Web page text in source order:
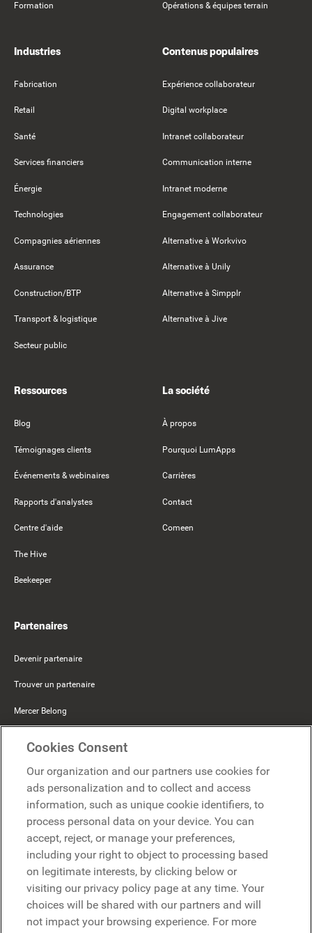
Formation Opérations & équipes terrain
Industries
Fabrication
Retail
Santé
Services financiers
Énergie
Technologies
Compagnies aériennes
Assurance
Construction/BTP
Transport & logistique
Secteur public
Contenus populaires
Expérience collaborateur
Digital workplace
Intranet collaborateur
Communication interne
Intranet moderne
Engagement collaborateur
Alternative à Workvivo
Alternative à Unily
Alternative à Simpplr
Alternative à Jive
Ressources
Blog
Témoignages clients
Événements & webinaires
Rapports d'analystes
Centre d'aide
The Hive
Beekeeper
La société
À propos
Pourquoi LumApps
Carrières
Contact
Comeen
Partenaires
Devenir partenaire
Trouver un partenaire
Mercer Belong
Demander une démo
Demander une démo
Contact
Contact
Cookies Consent
Our organization and our partners use cookies for
ads personalization and to collect and access
information, such as unique cookie identifiers, to
process personal data on your device. You can
accept, reject, or manage your preferences,
including your right to object to processing based
on legitimate interests, by clicking below or
visiting our privacy policy page at any time. Your
choices will be shared with our partners and will
not impact your browsing experience. For more